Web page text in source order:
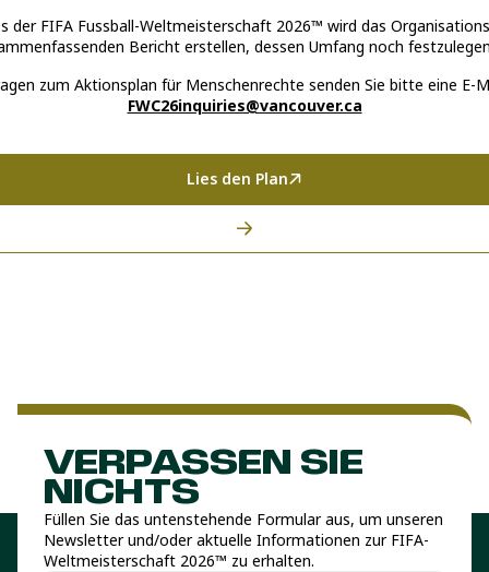
der FIFA Fussball-Weltmeisterschaft 2026™ wird das
Bericht erstellen, dessen Umfang noch
zum Aktionsplan für Menschenrechte senden Sie bitte eine E-
FWC26inquiries@vancouver.ca
Lies den Plan
VERPASSEN SIE
NICHTS
Füllen Sie das untenstehende Formular aus, um unseren
Newsletter und/oder aktuelle Informationen zur FIFA-
Weltmeisterschaft 2026™ zu erhalten.